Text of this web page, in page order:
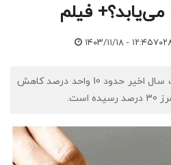
فیلم
۱۴۰۳/۱۱/۱۸ - ۱۲:۴۵
اقتصادنیوز: تورم کشور در یک سال اخیر حدود 10 واحد درصد کاهش